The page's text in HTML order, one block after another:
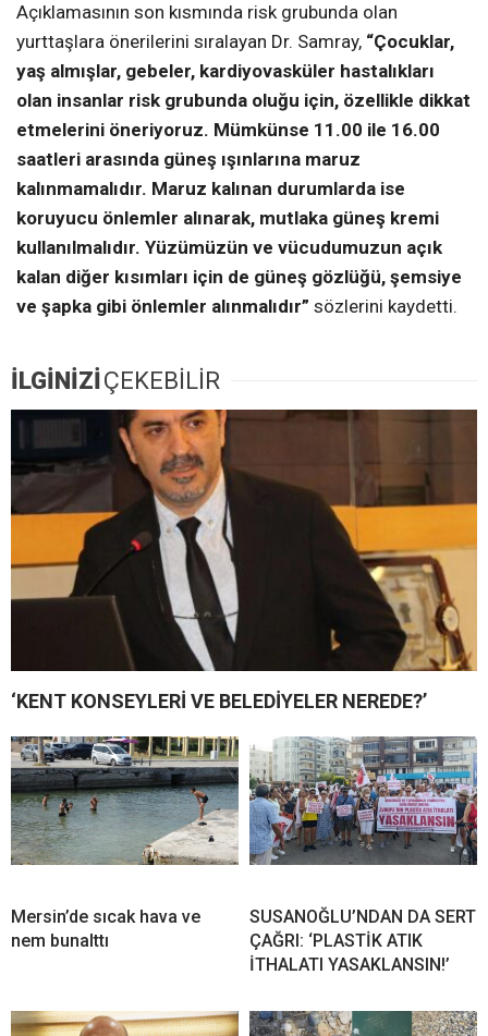
Açıklamasının son kısmında risk grubunda olan
yurttaşlara önerilerini sıralayan Dr. Samray, “Çocuklar,
yaş almışlar, gebeler, kardiyovasküler hastalıkları
olan insanlar risk grubunda oluğu için, özellikle dikkat
etmelerini öneriyoruz. Mümkünse 11.00 ile 16.00
saatleri arasında güneş ışınlarına maruz
kalınmamalıdır. Maruz kalınan durumlarda ise
koruyucu önlemler alınarak, mutlaka güneş kremi
kullanılmalıdır. Yüzümüzün ve vücudumuzun açık
kalan diğer kısımları için de güneş gözlüğü, şemsiye
ve şapka gibi önlemler alınmalıdır” sözlerini kaydetti.
İLGİNİZİÇEKEBİLİR
‘KENT KONSEYLERİ VE BELEDİYELER NEREDE?’
Mersin’de sıcak hava ve
nem bunalttı
SUSANOĞLU’NDAN DA SERT
ÇAĞRI: ‘PLASTİK ATIK
İTHALATI YASAKLANSIN!’